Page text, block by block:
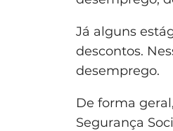
Já alguns
descontos.
desemprego.
De forma
Segurança